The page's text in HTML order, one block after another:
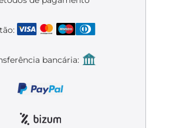
de bicicletas
bancária: